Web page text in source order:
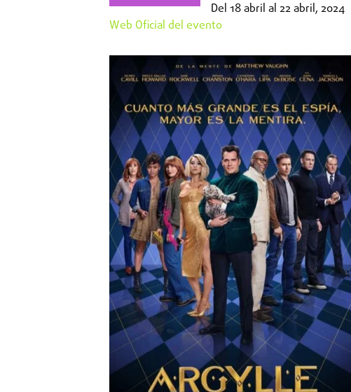
Del 18 abril al 22 abril, 2024
Web Oficial del evento